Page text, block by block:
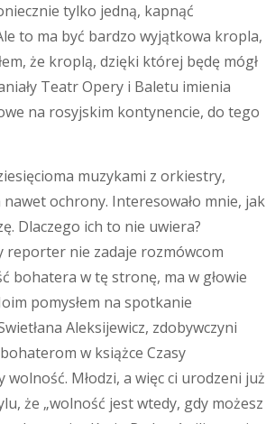
tylko jedną, kapnąć
to ma być bardzo wyjątkowa kropla,
że kroplą, dzięki której będę mógł
Teatr Opery i Baletu imienia
na rosyjskim kontynencie, do tego
muzykami z orkiestry,
ochrony. Interesowało mnie, jak
Dlaczego ich to nie uwiera?
reporter nie zadaje rozmówcom
bohatera w tę stronę, ma w głowie
pomysłem na spotkanie
Aleksijewicz, zdobywczyni
w książce Czasy
wolność. Młodzi, a więc ci urodzeni już
że „wolność jest wtedy, gdy możesz